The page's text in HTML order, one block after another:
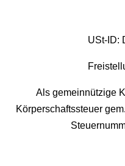
USt-ID:
Als gemeinnützige
Körperschaftssteuer